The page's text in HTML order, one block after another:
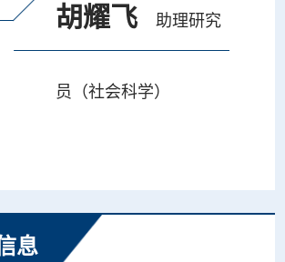
胡耀飞 助理研究
员（社会科学）
息